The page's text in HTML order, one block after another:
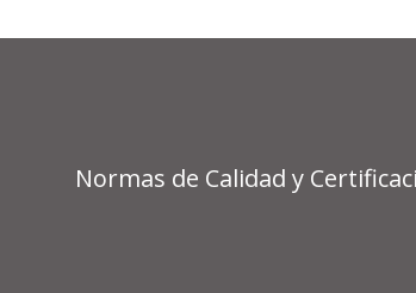
Normas de Calidad y